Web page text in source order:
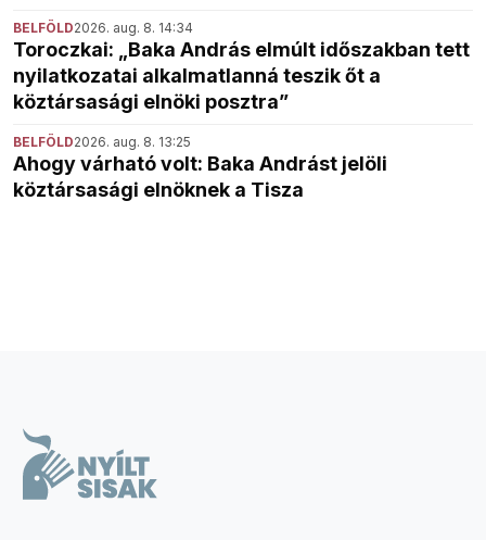
BELFÖLD2026. aug. 8. 14:34
Toroczkai: „Baka András elmúlt időszakban tett
nyilatkozatai alkalmatlanná teszik őt a
köztársasági elnöki posztra”
BELFÖLD2026. aug. 8. 13:25
Ahogy várható volt: Baka Andrást jelöli
köztársasági elnöknek a Tisza